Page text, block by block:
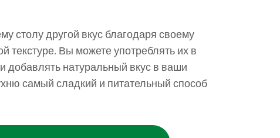
столу другой вкус благодаря своему
текстуре. Вы можете употреблять их в
добавлять натуральный вкус в ваши
самый сладкий и питательный способ